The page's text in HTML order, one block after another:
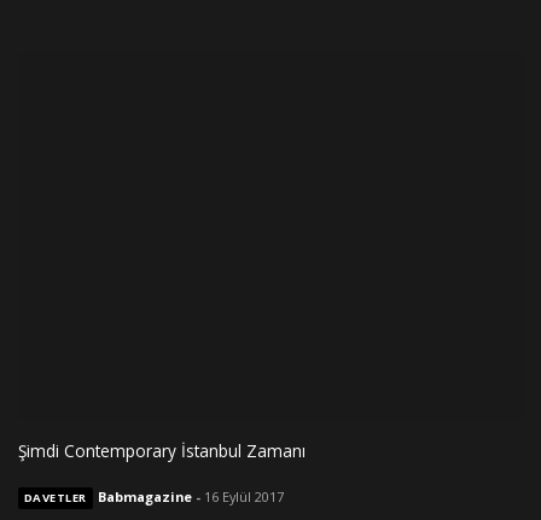
Şimdi Contemporary İstanbul Zamanı
DAVETLER Babmagazine- 16 Eylül 2017